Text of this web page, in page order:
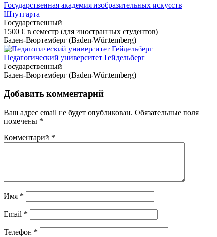
Государственная академия изобразительных искусств
Штутгарта
Государственный
1500 € в семестр (для иностранных студентов)
Баден-Вюртемберг (Baden-Württemberg)
Педагогический университет Гейдельберг
Государственный
Баден-Вюртемберг (Baden-Württemberg)
Добавить комментарий
Ваш адрес email не будет опубликован. Обязательные поля
помечены *
Комментарий *
Имя *
Email *
Телефон *